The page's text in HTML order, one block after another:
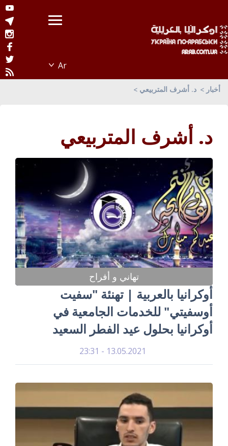
أخبار د. أشرف المتربيعي
د. أشرف المتربيعي
تهاني و أفراح
أوكرانيا بالعربية | تهنئة "سفيت
أوسفيتي" للخدمات الجامعية في
أوكرانيا بحلول عيد الفطر السعيد
13.05.2021 - 23:31